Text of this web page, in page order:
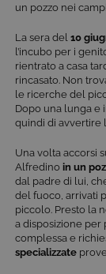
un pozzo nei
La sera del 10
l’incubo per i
rientrato a casa
rincasato. Non
le ricerche del
Dopo una lunga e
quindi di avvertire
Una volta accorsi
Alfredino in un
dal padre di lui,
del fuoco, arrivati
piccolo. Presto la
a disposizione per
complessa e
specializzate